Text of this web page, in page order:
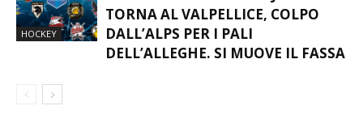
HOCKEYMERCATO – MAJUL
TORNA AL VALPELLICE, COLPO
DALL’ALPS PER I PALI